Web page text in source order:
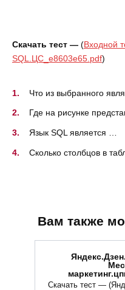
Скачать тест — (Входной
SQL.ЦС_e8603e65.pdf)
Что из выбранного
Где на рисунке
Язык SQL является …
Сколько столбцов в
Вам также
Скачать тест —